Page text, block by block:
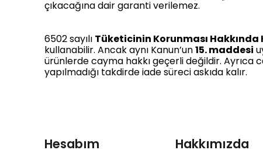
çıkacağına dair garanti verilemez.
6502 sayılı Tüketicinin Korunması Hakkında
kullanabilir. Ancak aynı Kanun’un15. maddesi
ürünlerde cayma hakkı geçerli değildir. Ayrıca
yapılmadığı takdirde iade süreci askıda kalır.
Hesabım Hakkımızda